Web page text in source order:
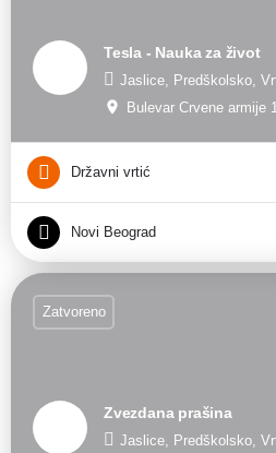
Tesla - Nauka za život
Jaslice, Predškolsko,
Bulevar Crvene armije
Državni vrtić
Novi Beograd
Zvezdana prašina
Jaslice, Predškolsko,
Zatvoreno